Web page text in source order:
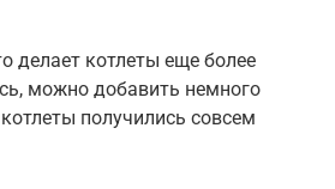
делает котлеты еще более
можно добавить немного
получились совсем